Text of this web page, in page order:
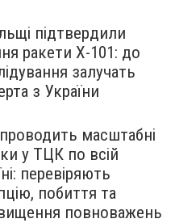
підтвердили
ракети Х-101: до
залучать
з України
масштабні
у ТЦК по всій
перевіряють
побиття та
повноважень